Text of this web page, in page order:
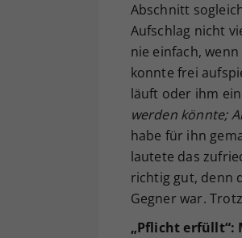
Abschnitt
Aufschlag nicht
nie einfach,
konnte frei
läuft oder ihm
werden könnte;
habe für ihn
lautete das
richtig gut, denn
Gegner war.
„Pflicht erfüllt“: